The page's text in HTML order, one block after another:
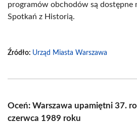
programów obchodów są dostępne
Spotkań z Historią.
Źródło: Urząd Miasta Warszawa
Oceń: Warszawa upamiętni 37.
czerwca 1989 roku